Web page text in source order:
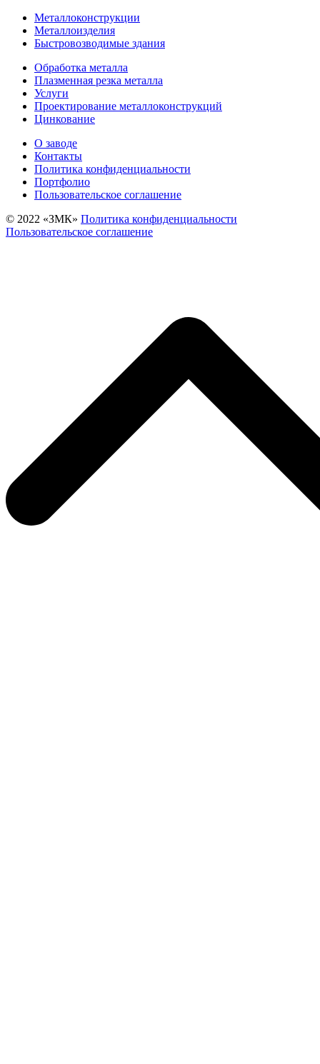
Металлоконструкции
Металлоизделия
Быстровозводимые здания
Обработка металла
Плазменная резка металла
Услуги
Проектирование металлоконструкций
Цинкование
О заводе
Контакты
Политика конфиденциальности
Портфолио
Пользовательское соглашение
© 2022 «‎ЗМК»‎ Политика конфиденциальности
Пользовательское соглашение